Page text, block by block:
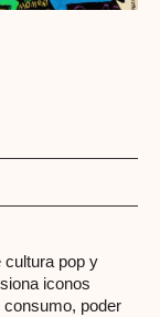
cultura pop y
iconos
poder